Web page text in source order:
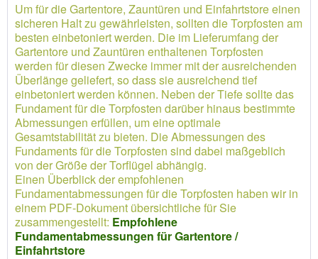
Um für die Gartentore, Zauntüren und Einfahrtstore einen
sicheren Halt zu gewährleisten, sollten die Torpfosten am
besten einbetoniert werden. Die im Lieferumfang der
Gartentore und Zauntüren enthaltenen Torpfosten
werden für diesen Zwecke immer mit der ausreichenden
Überlänge geliefert, so dass sie ausreichend tief
einbetoniert werden können. Neben der Tiefe sollte das
Fundament für die Torpfosten darüber hinaus bestimmte
Abmessungen erfüllen, um eine optimale
Gesamtstabilität zu bieten. Die Abmessungen des
Fundaments für die Torpfosten sind dabei maßgeblich
von der Größe der Torflügel abhängig.
Einen Überblick der empfohlenen
Fundamentabmessungen für die Torpfosten haben wir in
einem PDF-Dokument übersichtliche für Sie
zusammengestellt: Empfohlene
Fundamentabmessungen für Gartentore /
Einfahrtstore